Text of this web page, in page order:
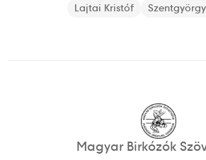
Lajtai Kristóf
Magyar Birkózók